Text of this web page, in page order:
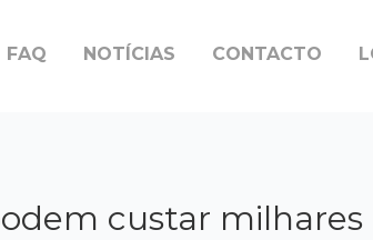
FAQ NOTÍCIAS CONTACTO
custar milhares